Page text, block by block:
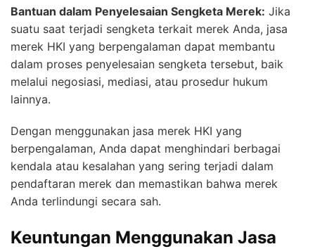
Bantuan dalam Penyelesaian Sengketa Merek: Jika
suatu saat terjadi sengketa terkait merek Anda, jasa
merek HKI yang berpengalaman dapat membantu
dalam proses penyelesaian sengketa tersebut, baik
melalui negosiasi, mediasi, atau prosedur hukum
lainnya.
Dengan menggunakan jasa merek HKI yang
berpengalaman, Anda dapat menghindari berbagai
kendala atau kesalahan yang sering terjadi dalam
pendaftaran merek dan memastikan bahwa merek
Anda terlindungi secara sah.
Keuntungan Menggunakan Jasa